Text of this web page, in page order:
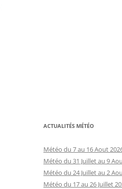
ACTUALITÉS MÉTÉO
Météo du 7 au 16 Aout
Météo du 31 Juillet au 9
Météo du 24 Juillet au 2
Météo du 17 au 26 Juillet